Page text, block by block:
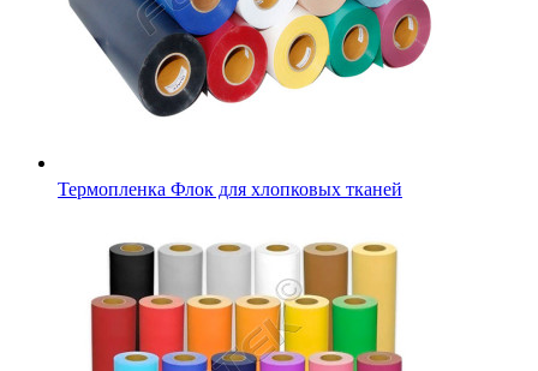
Термопленка Флок для хлопковых тканей